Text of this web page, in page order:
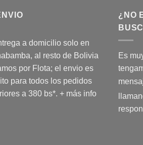
a domicilio solo en
al resto de Bolivia
por Flota; el envio es
para todos los pedidos
a 380 bs*. + más info
¿NO
Es